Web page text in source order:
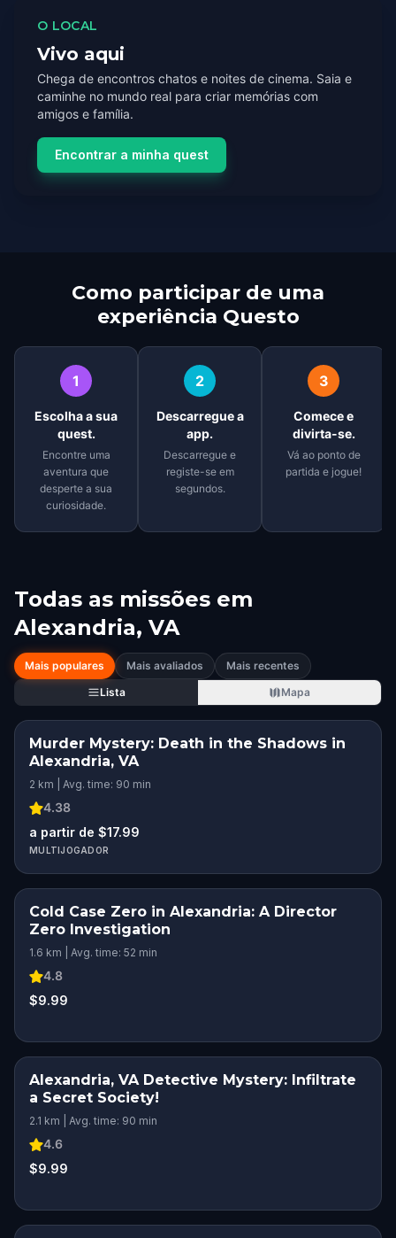
O LOCAL
Vivo aqui
Chega de encontros chatos e noites de cinema. Saia e
caminhe no mundo real para criar memórias com
amigos e família.
Encontrar a minha quest
Como participar de uma
experiência Questo
1
Escolha a sua
quest.
Encontre uma
aventura que
desperte a sua
curiosidade.
2
Descarregue a
app.
Descarregue e
registe-se em
segundos.
3
Comece e
divirta-se.
Vá ao ponto de
partida e jogue!
Todas as missões em
Alexandria, VA
Mais populares Mais avaliados
Mais recentes
Lista
Mapa
Murder Mystery: Death in the Shadows in
Alexandria, VA
2 km | Avg. time: 90 min
4.38
a partir de $17.99
MULTIJOGADOR
Cold Case Zero in Alexandria: A Director
Zero Investigation
1.6 km | Avg. time: 52 min
4.8
$9.99
Alexandria, VA Detective Mystery: Infiltrate
a Secret Society!
2.1 km | Avg. time: 90 min
4.6
$9.99